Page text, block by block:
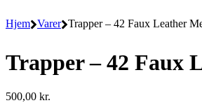
Hjem Varer Trapper – 42 Faux Leather
Trapper – 42 Faux
500,00 kr.